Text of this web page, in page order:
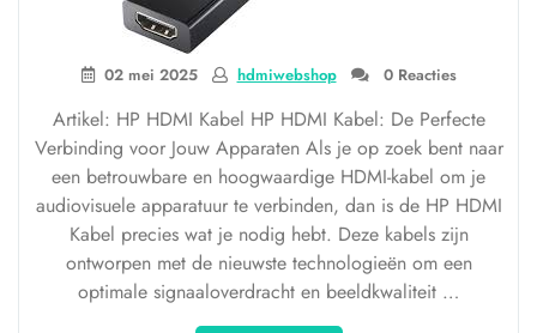
02 mei 2025 hdmiwebshop 0 Reacties
Artikel: HP HDMI Kabel HP HDMI Kabel: De Perfecte
Verbinding voor Jouw Apparaten Als je op zoek bent naar
een betrouwbare en hoogwaardige HDMI-kabel om je
audiovisuele apparatuur te verbinden, dan is de HP HDMI
Kabel precies wat je nodig hebt. Deze kabels zijn
ontworpen met de nieuwste technologieën om een
optimale signaaloverdracht en beeldkwaliteit …